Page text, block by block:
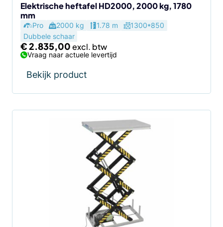
Elektrische heftafel HD2000, 2000 kg, 1780
mm
Pro 2000 kg 1.78 m
1300*850
Dubbele schaar
€2.835,00
Vraag naar actuele levertijd
Bekijk product